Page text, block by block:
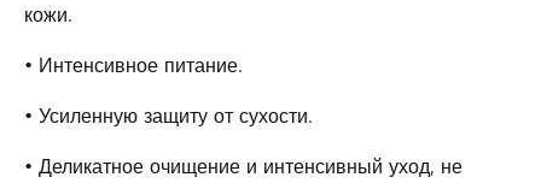
кожи.
• Интенсивное питание.
• Усиленную защиту от сухости.
• Деликатное очищение и интенсивный уход, не